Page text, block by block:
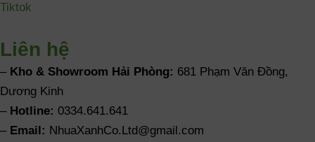
Tiktok
Liên hệ
–Kho & Showroom Hải Phòng: 681 Phạm Văn Đồng,
Dương Kinh
–Hotline: 0334.641.641
– Email: NhuaXanhCo.Ltd@gmail.com